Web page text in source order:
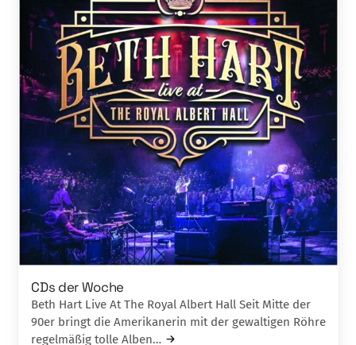
CDs der Woche
Beth Hart Live At The Royal Albert Hall Seit Mitte der
90er bringt die Amerikanerin mit der gewaltigen Röhre
regelmäßig tolle Alben…